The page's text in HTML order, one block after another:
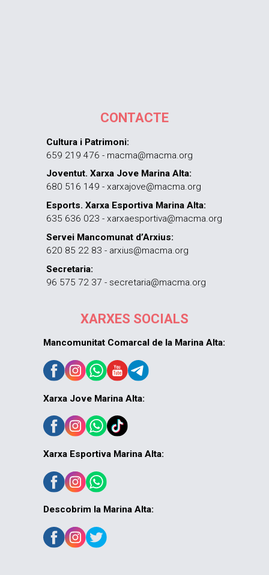
CONTACTE
Cultura i Patrimoni:
659 219 476 - macma@macma.org
Joventut. Xarxa Jove Marina Alta:
680 516 149 - xarxajove@macma.org
Esports. Xarxa Esportiva Marina Alta:
635 636 023 - xarxaesportiva@macma.org
Servei Mancomunat d’Arxius:
620 85 22 83 - arxius@macma.org
Secretaria:
96 575 72 37 - secretaria@macma.org
XARXES SOCIALS
Mancomunitat Comarcal de la Marina Alta:
Xarxa Jove Marina Alta:
Xarxa Esportiva Marina Alta:
Descobrim la Marina Alta: